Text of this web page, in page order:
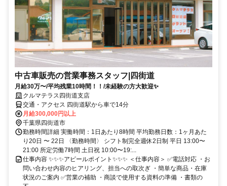
中古車販売の営業事務スタッフ|四街道
月給30万〜/平均残業10時間！！/未経験の方大歓迎✨
クルマテラス四街道支店
交通・アクセス 四街道駅から車で14分
月給300,000円以上
千葉県四街道市
勤務時間詳細 実働時間：1日あたり8時間 平均勤務日数：1ヶ月あた
り20日 〜 22日 〈勤務時間〉 シフト制完全週休2日制 平日 13:00〜
21:00 所定労働7時間 土日祝 10:00〜19:...
仕事内容 ✨✨✨アピールポイント✨✨✨ ＜仕事内容＞ ✅電話対応 ・お
問い合わせ内容のヒアリング、担当への取次ぎ ・簡単な商品・在庫
状況のご案内 ✅営業の補助 ・商談で使用する資料の準備 ・書類の